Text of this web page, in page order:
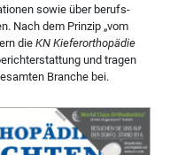
sowie über berufs-
Nach dem Prinzip „vom
dieKN Kieferorthopädie
und tragen
Branche bei.